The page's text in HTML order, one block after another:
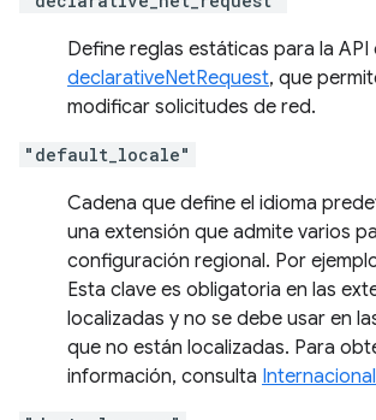
Define reglas estáticas para la API
declarativeNetRequest, que
modificar solicitudes de red.
"default_locale"
Cadena que define el idioma
una extensión que admite varios
configuración regional. Por
Esta clave es obligatoria en las
localizadas y no se debe usar en
que no están localizadas. Para
información, consulta